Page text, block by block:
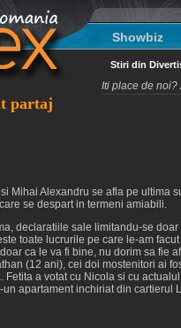
Showbiz
Stiri din
Iti place de
partaj
Mihai Alexandru se afla pe ultima
se despart in termeni amiabili.
declaratiile sale limitandu-se
toate lucrurile pe care le-am
ca le va fi bine, nu dorim sa fie
(12 ani), cei doi mostenitori ai
a votat cu Nicola si cu
apartament inchiriat din cartierul